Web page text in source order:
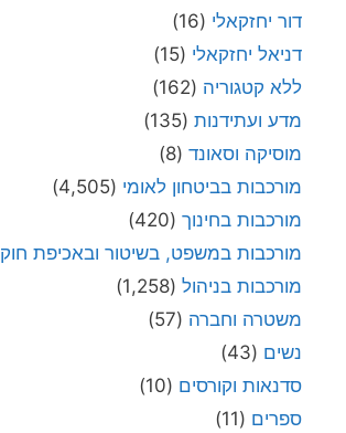
דור יחזקאלי (16)
דניאל יחזקאלי (15)
ללא קטגוריה (162)
מדע ועתידנות (135)
מוסיקה וסאונד (8)
מורכבות בביטחון לאומי (4,505)
מורכבות בחינוך (420)
מורכבות במשפט, בשיטור ובאכיפת חוק
מורכבות בניהול (1,258)
משטרה וחברה (57)
נשים (43)
סדנאות וקורסים (10)
ספרים (11)